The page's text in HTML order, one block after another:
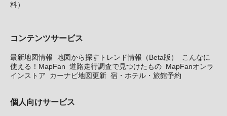
料）
コンテンツサービス
最新地図情報 地図から探すトレンド情報（Beta版）
こんなに
使える！MapFan 道路走行調査で見つけたもの MapFanオンラ
インストア
カーナビ地図更新 宿・ホテル・旅館予約
個人向けサービス